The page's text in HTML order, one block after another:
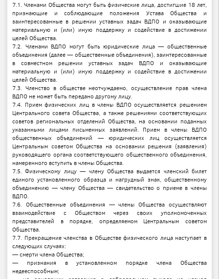
7.1. Членами Общества могут быть физические лица, достигшие 18 лет,
признающие и соблюдающие положения Устава Общества и
заинтересованные в решении уставных задач ВДПО и оказывающие
материальную и (или) иную поддержку и содействие в достижении
целей Общества.
7.2. Членами ВДПО могут быть юридические лица — общественные
объединения (далее — общественные объединения), заинтересованные
в совместном решении уставных задач ВДПО и оказывающие
материальную и (или) иную поддержку и содействие в достижении
целей Общества.
7.3. Членство в обществе неотчуждаемо, осуществление прав члена
ВДПО не может быть передано другому лицу.
7.4. Прием физических лиц в члены ВДПО осуществляется решением
Центрального совета Общества, а также решениями соответствующих
советов региональных отделений Общества, на основании поданных
указанными лицами письменных заявлений. Прием в члены ВДПО
общественных объединений — юридических лиц осуществляется
Центральным советом Общества на основании решения (заявления)
руководящего органа соответствующего общественного объединения,
намеренного вступить в члены Общества.
7.5. Физическому лицу — члену Общества выдается членский билет
единого установленного образца и нагрудный знак, общественному
объединению — члену Общества — свидетельство о приеме в члены
ВДПО.
7.6. Общественные объединения — члены Общества осуществляют
взаимодействие с Обществом через своих уполномоченных
представителей в порядке, определяемом Центральным советом
Общества.
7.7. Прекращение членства в Обществе физического лица наступает в
следующих случаях:
— смерти члена Общества;
— признания в установленном порядке члена Общества
недееспособным;